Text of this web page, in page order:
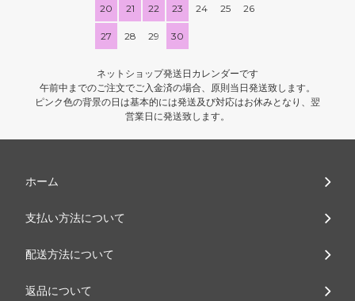
20 21 22 23 24 25 26
27 28 29 30
ネットショップ発送日カレンダーです
午前中までのご注文でご入金済の場合、原則当日発送致します。
ピンク色の背景の日は基本的には発送及び対応はお休みとなり、翌
営業日に発送致します。
ホーム
支払い方法について
配送方法について
返品について